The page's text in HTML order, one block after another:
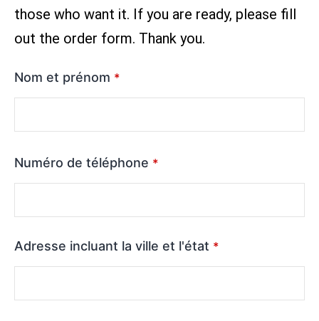
those who want it. If you are ready, please fill
out the order form. Thank you.
Nom et prénom *
Numéro de téléphone *
Adresse incluant la ville et l'état *